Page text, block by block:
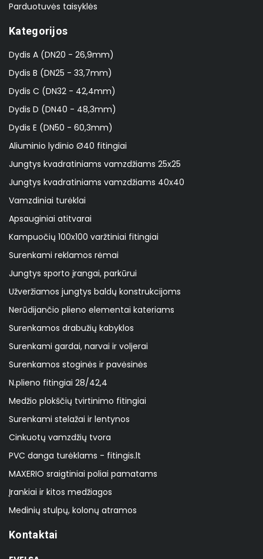
Parduotuvės taisyklės
Kategorijos
Dydis A (DN20 - 26,9mm)
Dydis B (DN25 - 33,7mm)
Dydis C (DN32 - 42,4mm)
Dydis D (DN40 - 48,3mm)
Dydis E (DN50 - 60,3mm)
Aliuminio lydinio Ø40 fitingiai
Jungtys kvadratiniams vamzdžiams 25x25
Jungtys kvadratiniams vamzdžiams 40x40
Vamzdiniai turėklai
Apsauginiai atitvarai
Kampuočių 100x100 varžtiniai fitingiai
Surenkami reklamos rėmai
Jungtys sporto įrangai, parkūrui
Užveržiamos jungtys baldų konstrukcijoms
Nerūdijančio plieno elementai kateriams
Surenkamos drabužių kabyklos
Surenkami gardai, narvai ir voljerai
Surenkamos stoginės ir pavėsinės
N.plieno fitingiai 28/42,4
Medžio plokščių tvirtinimo fitingiai
Surenkami stelažai ir lentynos
Cinkuotų vamzdžių tvora
PVC danga turėklams - fitingis.lt
MAXERIO sraigtiniai poliai pamatams
Įrankiai ir kitos medžiagos
Medinių stulpų, kolonų atramos
Kontaktai